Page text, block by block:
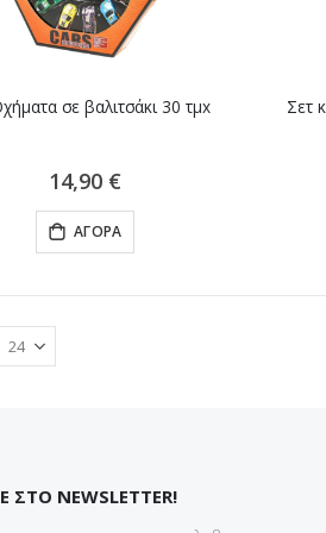
σε βαλιτσάκι 30 τμx
14,90 €
ΑΓΟΡΆ
Σετ
ΣΤΟ NEWSLETTER!